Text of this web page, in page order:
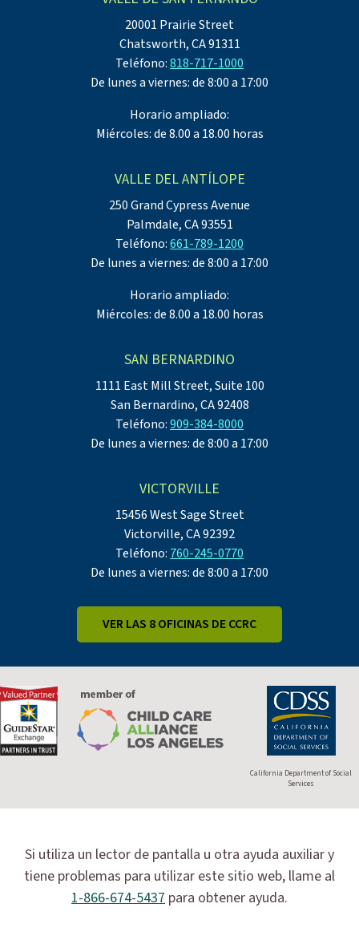
20001 Prairie Street
Chatsworth, CA 91311
Teléfono:818-717-1000
De lunes a viernes: de 8:00 a 17:00
Horario ampliado:
Miércoles: de 8.00 a 18.00 horas
VALLE DEL ANTÍLOPE
250 Grand Cypress Avenue
Palmdale, CA 93551
Teléfono:661-789-1200
De lunes a viernes: de 8:00 a 17:00
Horario ampliado:
Miércoles: de 8.00 a 18.00 horas
SAN BERNARDINO
1111 East Mill Street, Suite 100
San Bernardino, CA 92408
Teléfono:909-384-8000
De lunes a viernes: de 8:00 a 17:00
VICTORVILLE
15456 West Sage Street
Victorville, CA 92392
Teléfono: 760-245-0770
De lunes a viernes: de 8:00 a 17:00
VER LAS 8 OFICINAS DE CCRC
California Department of Social
Services
Si utiliza un lector de pantalla u otra ayuda auxiliar y
tiene problemas para utilizar este sitio web, llame al
1-866-674-5437 para obtener ayuda.